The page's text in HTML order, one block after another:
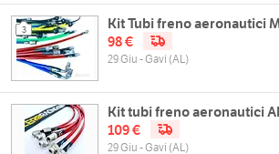
3
Kit Tubi freno aeronautici
98 €
29 Giu - Gavi (AL)
Kit tubi freno aeronautici
109 €
29 Giu - Gavi (AL)